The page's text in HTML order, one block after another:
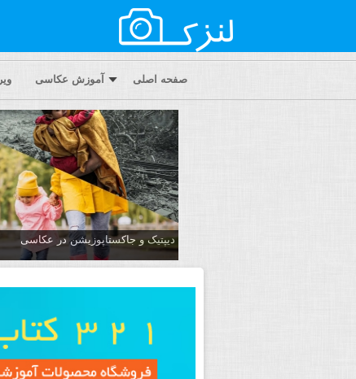
صفحه اصلی آموزش عکاسی
دیپتیک و جاکستا‌پوزیشن در عکاسی